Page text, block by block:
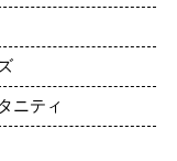
ニティ